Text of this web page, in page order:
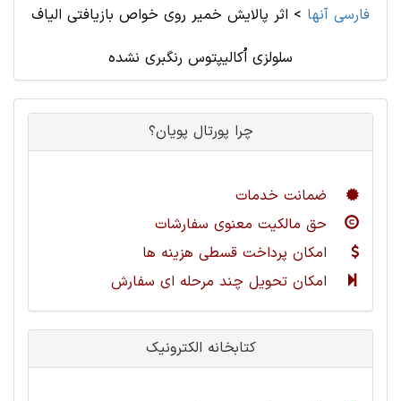
فارسی آنها > اثر پالایش خمیر روی خواص بازیافتی الیاف
سلولزی اُکالیپتوس رنگبری نشده
چرا پورتال پویان؟
ضمانت خدمات
حق مالکیت معنوی سفارشات
امکان پرداخت قسطی هزینه ها
امکان تحویل چند مرحله ای سفارش
کتابخانه الکترونیک